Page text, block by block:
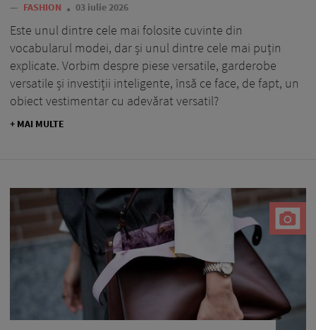
— FASHION 03 iulie 2026
Este unul dintre cele mai folosite cuvinte din
vocabularul modei, dar și unul dintre cele mai puțin
explicate. Vorbim despre piese versatile, garderobe
versatile și investiții inteligente, însă ce face, de fapt, un
obiect vestimentar cu adevărat versatil?
+ MAI MULTE